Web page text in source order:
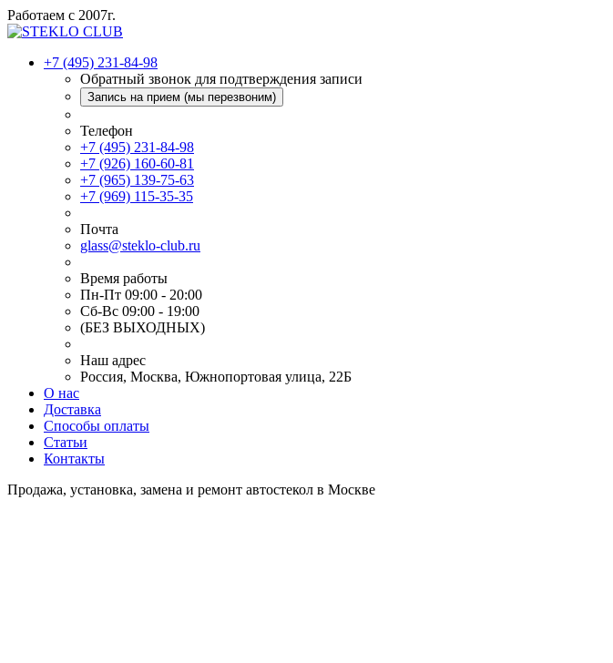
Работаем с 2007г.
+7 (495) 231-84-98
Обратный звонок для подтверждения записи
Запись на прием (мы перезвоним)
Телефон
+7 (495) 231-84-98
+7 (926) 160-60-81
+7 (965) 139-75-63
+7 (969) 115-35-35
Почта
glass@steklo-club.ru
Время работы
Пн-Пт 09:00 - 20:00
Сб-Вс 09:00 - 19:00
(БЕЗ ВЫХОДНЫХ)
Наш адрес
Россия, Москва, Южнопортовая улица, 22Б
О нас
Доставка
Способы оплаты
Статьи
Контакты
Продажа, установка, замена и ремонт автостекол в Москве